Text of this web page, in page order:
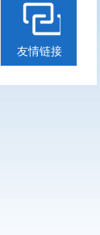
友情链接